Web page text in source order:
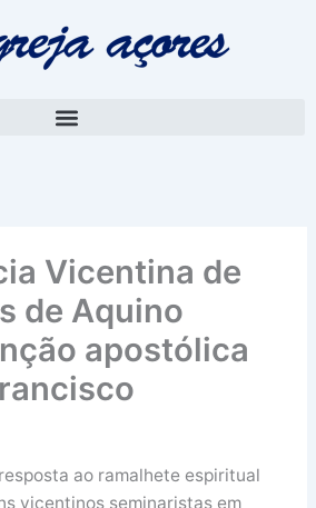
Vicentina de
de Aquino
apostólica
ao ramalhete espiritual
vicentinos seminaristas em